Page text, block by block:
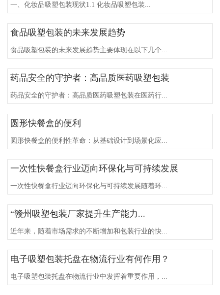
一、化妆品吸塑包装现状1.1 化妆品吸塑包装...
食品吸塑包装的未来发展趋势
食品吸塑包装的未来发展趋势主要体现在以下几个...
药品安全的守护者：高品质医药吸塑包装
药品安全的守护者：高品质医药吸塑包装在医药行...
圆形快餐盒的便利
圆形快餐盒的便利性革命：从基础设计到场景化应...
一次性快餐盒行业迈向环保化与可持续发展
一次性快餐盒行业迈向环保化与可持续发展随着环...
“赣州吸塑包装厂家提升生产能力...
近年来，随着市场需求的不断增加和包装行业的快...
电子吸塑包装托盘在物流行业有何作用？
电子吸塑包装托盘在物流行业中发挥着重要作用，...